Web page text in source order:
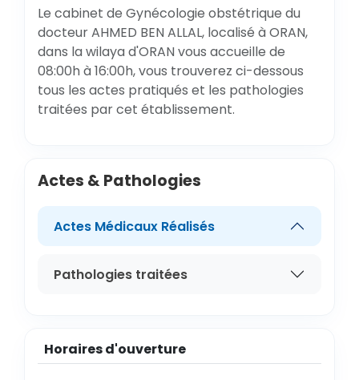
Le cabinet de Gynécologie obstétrique du
docteur AHMED BEN ALLAL, localisé à ORAN,
dans la wilaya d'ORAN vous accueille de
08:00h à 16:00h, vous trouverez ci-dessous
tous les actes pratiqués et les pathologies
traitées par cet établissement.
Actes & Pathologies
Actes Médicaux Réalisés
Pathologies traitées
Horaires d'ouverture